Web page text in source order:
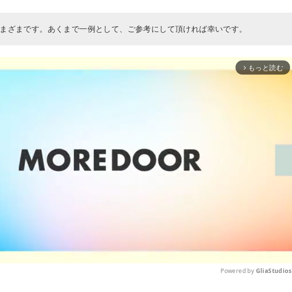
ざまです。あくまで一例として、ご参考にして頂ければ幸いです。
arrow_forward_ios もっと読む
Powered by GliaStudios